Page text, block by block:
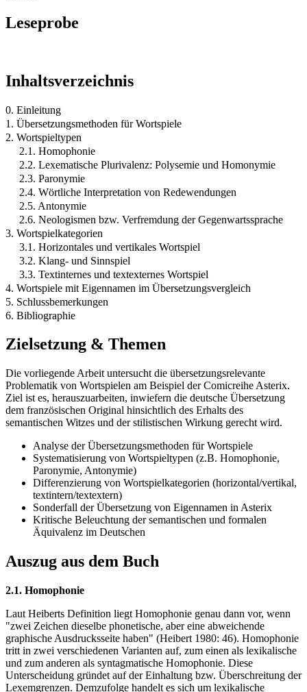
Leseprobe
Inhaltsverzeichnis
0. Einleitung
1. Übersetzungsmethoden für Wortspiele
2. Wortspieltypen
2.1. Homophonie
2.2. Lexematische Plurivalenz: Polysemie und Homonymie
2.3. Paronymie
2.4. Wörtliche Interpretation von Redewendungen
2.5. Antonymie
2.6. Neologismen bzw. Verfremdung der Gegenwartssprache
3. Wortspielkategorien
3.1. Horizontales und vertikales Wortspiel
3.2. Klang- und Sinnspiel
3.3. Textinternes und textexternes Wortspiel
4. Wortspiele mit Eigennamen im Übersetzungsvergleich
5. Schlussbemerkungen
6. Bibliographie
Zielsetzung & Themen
Die vorliegende Arbeit untersucht die übersetzungsrelevante
Problematik von Wortspielen am Beispiel der Comicreihe Asterix.
Ziel ist es, herauszuarbeiten, inwiefern die deutsche Übersetzung
dem französischen Original hinsichtlich des Erhalts des
semantischen Witzes und der stilistischen Wirkung gerecht wird.
Analyse der Übersetzungsmethoden für Wortspiele
Systematisierung von Wortspieltypen (z.B. Homophonie,
Paronymie, Antonymie)
Differenzierung von Wortspielkategorien (horizontal/vertikal,
textintern/textextern)
Sonderfall der Übersetzung von Eigennamen in Asterix
Kritische Beleuchtung der semantischen und formalen
Äquivalenz im Deutschen
Auszug aus dem Buch
2.1. Homophonie
Laut Heiberts Definition liegt Homophonie genau dann vor, wenn
"zwei Zeichen dieselbe phonetische, aber eine abweichende
graphische Ausdrucksseite haben" (Heibert 1980: 46). Homophonie
tritt in zwei verschiedenen Varianten auf, zum einen als lexikalische
und zum anderen als syntagmatische Homophonie. Diese
Unterscheidung gründet auf der Einhaltung bzw. Überschreitung der
Lexemgrenzen. Demzufolge handelt es sich um lexikalische